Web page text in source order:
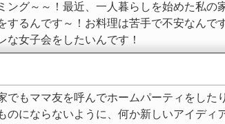
ング～～！最近、一人暮らしを始めた私の
するんです～！お料理は苦手で不安なん
な女子会をしたいんです！
でもママ友を呼んでホームパーティをした
のにならないように、何か新しいアイディ